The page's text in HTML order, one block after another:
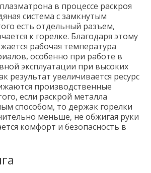
в процессе раскроя
система с замкнутым
есть отдельный разъем,
к горелке. Благодаря этому
рабочая температура
особенно при работе в
эксплуатации при высоких
результат увеличивается ресурс
производственные
если раскрой металла
способом, то держак горелки
меньше, не обжигая руки
комфорт и безопасность в